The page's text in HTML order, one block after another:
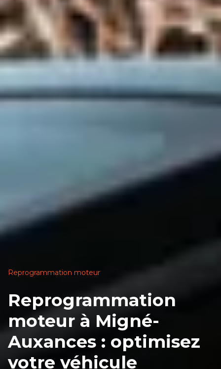
Reprogrammation moteur
Reprogrammation
moteur à Migné-
Auxances : optimisez
votre véhicule